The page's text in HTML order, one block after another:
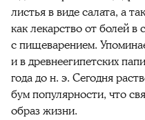
листья в виде салата, а
как лекарство от болей в
с пищеварением.
и в древнеегипетских
года до н. э. Сегодня
бум популярности, что
образ жизни.